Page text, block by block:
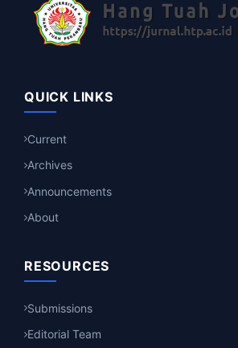
QUICK LINKS
Current
Archives
Announcements
About
RESOURCES
Submissions
Editorial Team